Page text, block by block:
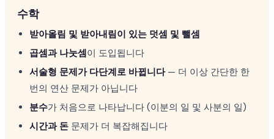
수학
받아올림 및 받아내림이 있는 덧셈 및 뺄셈
곱셈과 나눗셈이 도입됩니다
서술형 문제가 다단계로 바뀝니다— 더 이상 간단한 한
번의 연산 문제가 아닙니다
분수가 처음으로 나타납니다 (이분의 일 및 사분의 일)
시간과 돈 문제가 더 복잡해집니다